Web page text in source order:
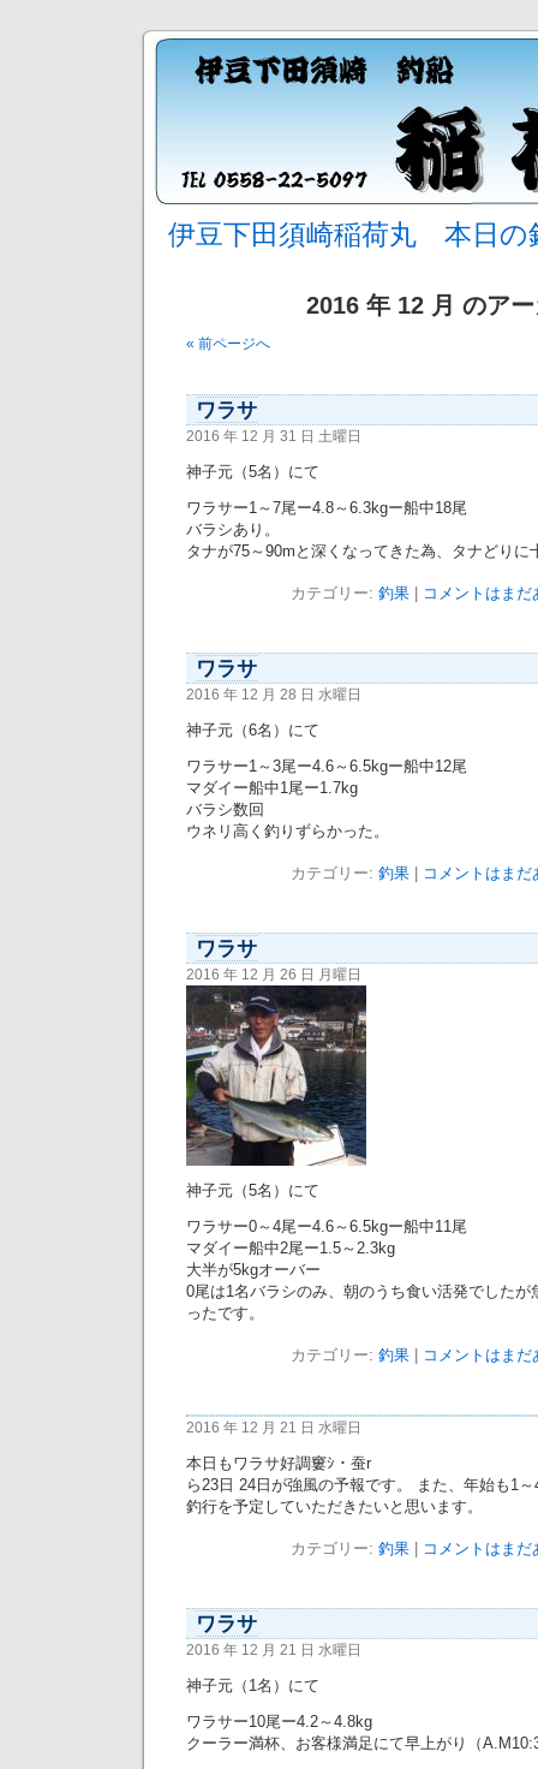
伊豆下田須崎稲荷丸 本日の
2016 年 12 月 のア
« 前ページへ
ワラサ
2016 年 12 月 31 日 土曜日
神子元（5名）にて
ワラサー1～7尾ー4.8～6.3kgー船中18尾
バラシあり。
タナが75～90mと深くなってきた為、タナどりに
カテゴリー: 釣果| コメントはまだ
ワラサ
2016 年 12 月 28 日 水曜日
神子元（6名）にて
ワラサー1～3尾ー4.6～6.5kgー船中12尾
マダイー船中1尾ー1.7kg
バラシ数回
ウネリ高く釣りずらかった。
カテゴリー: 釣果| コメントはまだ
ワラサ
2016 年 12 月 26 日 月曜日
神子元（5名）にて
ワラサー0～4尾ー4.6～6.5kgー船中11尾
マダイー船中2尾ー1.5～2.3kg
大半が5kgオーバー
0尾は1名バラシのみ、朝のうち食い活発でした
ったです。
カテゴリー: 釣果| コメントはまだ
2016 年 12 月 21 日 水曜日
本日もワラサ好調窶ｼ・蚕r
ら23日 24日が強風の予報です。 また、年始も1
釣行を予定していただきたいと思います。
カテゴリー: 釣果| コメントはまだ
ワラサ
2016 年 12 月 21 日 水曜日
神子元（1名）にて
ワラサー10尾ー4.2～4.8kg
クーラー満杯、お客様満足にて早上がり（